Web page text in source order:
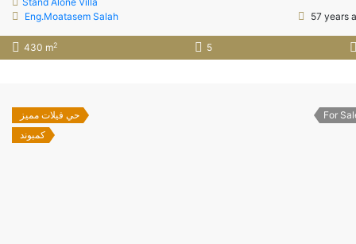
Eng.Moatasem Salah
57 years
430 m2 5
حي فيلات مميز
كمبوند
For